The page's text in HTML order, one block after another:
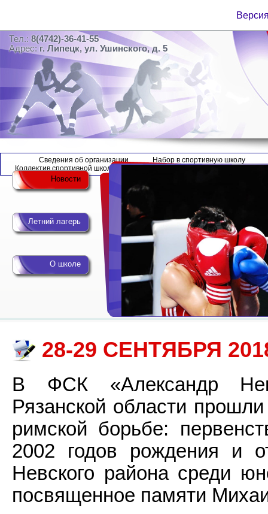
Тел.: 8(4742)-36-41-55
Адрес: г. Липецк, ул. Ушинского, д. 5
Сведения об организации
Набор в спортивную школу
Коллектив спортивной школы
Новости
Летний лагерь
О школе
28-29 СЕНТЯБРЯ
В ФСК «Александр
Рязанской области
римской борьбе:
2002 годов рождения и
Невского района среди
посвященное памяти